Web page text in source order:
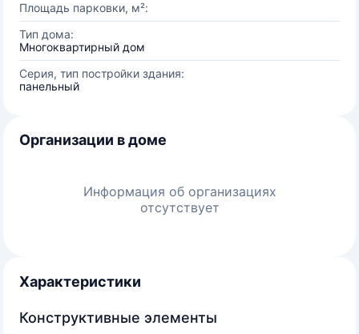
Площадь парковки, м²:
Тип дома:
Многоквартирный дом
Серия, тип постройки здания:
панельный
Организации в доме
Информация об организациях
отсутствует
Характеристики
Конструктивные элементы